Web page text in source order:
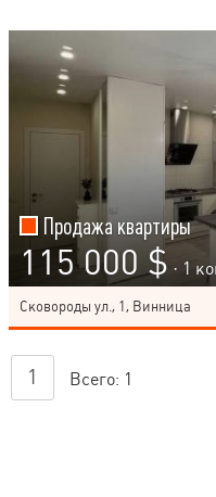
Продажа квартиры
115 000 $ · 1
Сковороды ул., 1, Винница
1 Всего: 1